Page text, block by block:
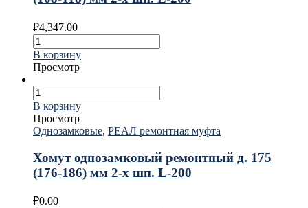
₽4,347.00
В корзину
Просмотр
В корзину
Просмотр
Однозамковые, РЕАЛ ремонтная муфта
Хомут однозамковый ремонтный д. 175
(176-186) мм 2-х шп. L-200
₽0.00